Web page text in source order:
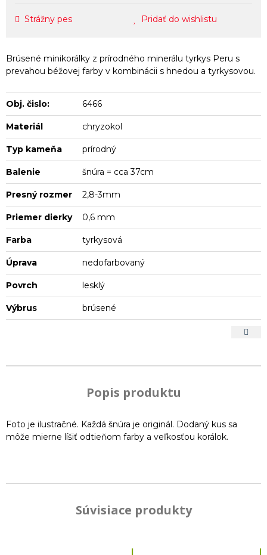
Strážny pes Pridať do wishlistu
Brúsené minikorálky z prírodného minerálu tyrkys Peru s
prevahou béžovej farby v kombinácii s hnedou a tyrkysovou.
Obj. čislo: 6466
Materiál chryzokol
Typ kameňa prírodný
Balenie šnúra = cca 37cm
Presný rozmer 2,8-3mm
Priemer dierky 0,6 mm
Farba tyrkysová
Úprava nedofarbovaný
Povrch lesklý
Výbrus brúsené
Popis produktu
Foto je ilustračné. Každá šnúra je originál. Dodaný kus sa
môže mierne líšiť odtieňom farby a veľkosťou korálok.
Súvisiace produkty